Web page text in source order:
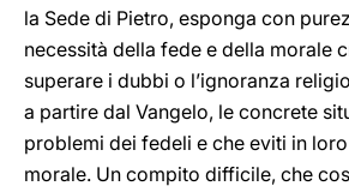
la Sede di Pietro, esponga con
necessità della fede e della morale
superare i dubbi o l’ignoranza
a partire dal Vangelo, le concrete
problemi dei fedeli e che eviti in
morale. Un compito difficile, che